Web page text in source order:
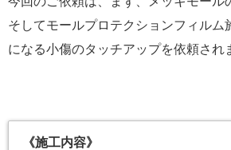
そしてモールプロテクションフィルム
になる小傷のタッチアップを依頼され
《施工内容》